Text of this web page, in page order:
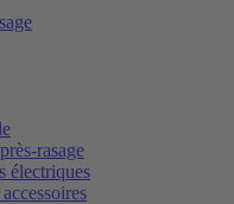
rasage
électriques